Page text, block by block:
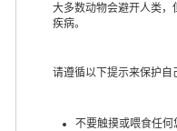
大多数动物会避开人类
疾病。
请遵循以下提示来保护自
不要触摸或喂食任何